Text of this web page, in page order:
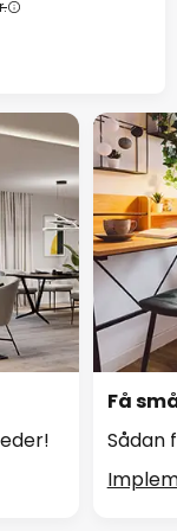
Få
Sådan